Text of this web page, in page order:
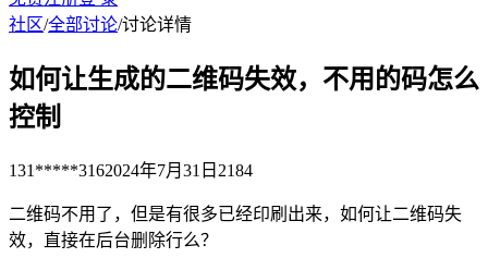
社区/全部讨论/讨论详情
如何让生成的二维码失效，不用的码怎么
控制
131*****3162024年7月31日 2184
二维码不用了，但是有很多已经印刷出来，如何让二维码失
效，直接在后台删除行么？